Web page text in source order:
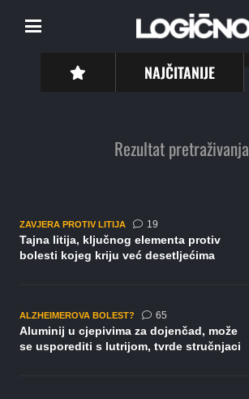
NAJČITANIJE
Rezultat pretraživanja
ZAVJERA PROTIV LITIJA 19komentara
Tajna litija, ključnog elementa protiv
bolesti kojeg kriju već desetljećima
ALZHEIMEROVA BOLEST? 65komentara
Aluminij u cjepivima za dojenčad, može
se usporediti s lutrijom, tvrde stručnjaci